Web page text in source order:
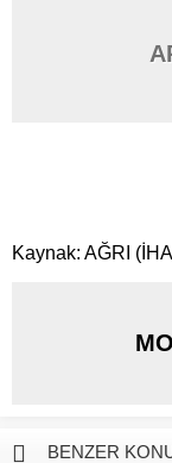
Kaynak: AĞRI
BENZER